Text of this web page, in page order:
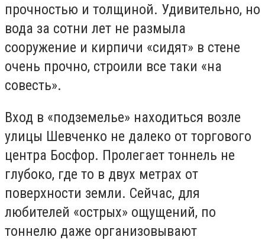
прочностью и толщиной. Удивительно, но
вода за сотни лет не размыла
сооружение и кирпичи «сидят» в стене
очень прочно, строили все таки «на
совесть».
Вход в «подземелье» находиться возле
улицы Шевченко не далеко от торгового
центра Босфор. Пролегает тоннель не
глубоко, где то в двух метрах от
поверхности земли. Сейчас, для
любителей «острых» ощущений, по
тоннелю даже организовывают